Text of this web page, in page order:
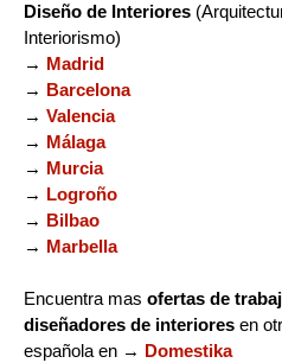
Diseño de Interiores
Interiorismo)
→ Madrid
→ Barcelona
→ Valencia
→ Málaga
→ Murcia
→ Logroño
→ Bilbao
→ Marbella
Encuentra mas ofertas de
diseñadores de interiores en
española en → Domestika